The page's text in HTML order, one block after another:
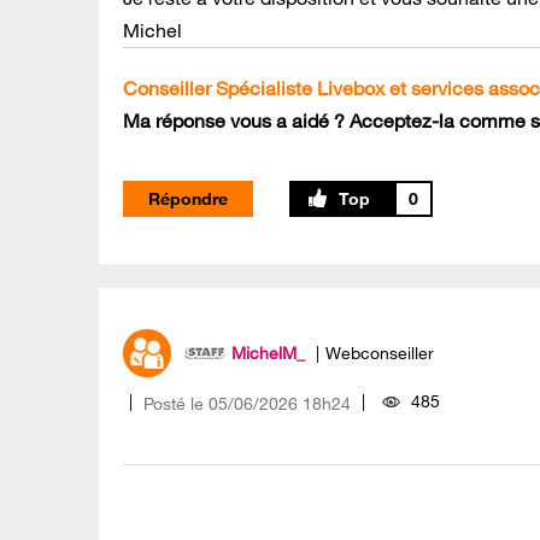
Michel
Conseiller Spécialiste Livebox et services
Ma réponse vous a aidé ? Acceptez-la comme
Répondre 0
MichelM_ Webconseiller
Posté le ‎05/06/2026 18h24 485